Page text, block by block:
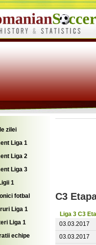
zilei
Liga 1
Liga 2
Liga 3
1
fotbal
Liga 1
Liga 1
echipe
C3
Liga 3 C3
03.03.2017
03.03.2017